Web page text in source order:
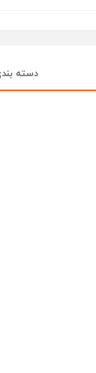
دسته